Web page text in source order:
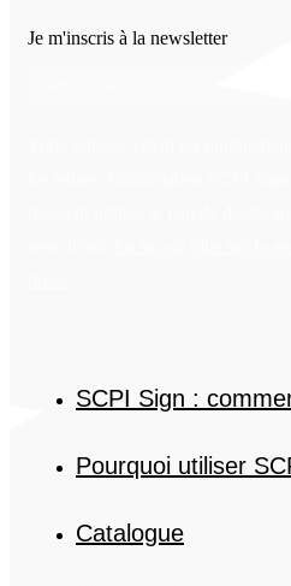
Je m'inscris à la newsletter
SCPI Sign :
Pourquoi utiliser
Catalogue